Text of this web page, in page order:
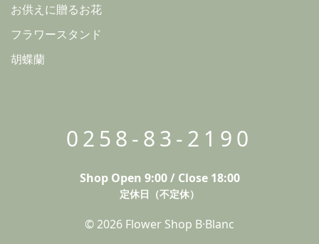
お供えに贈るお花
フラワースタンド
胡蝶蘭
0258-83-2190
Shop Open 9:00 / Close 18:00
定休日（不定休）
© 2026 Flower Shop B·Blanc